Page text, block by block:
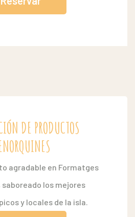
DE PRODUCTOS
agradable en Formatges
saboreado los mejores
y locales de la isla.